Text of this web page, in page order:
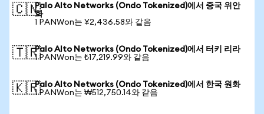
🇨🇳Palo Alto Networks (Ondo Tokenized)에서 중국 위안
화
1 PANWon는 ¥2,436.58와 같음
🇹🇷Palo Alto Networks (Ondo Tokenized)에서 터키 리라
1 PANWon는 ₺17,219.99와 같음
🇰🇷Palo Alto Networks (Ondo Tokenized)에서 한국 원화
1 PANWon는 ₩512,750.14와 같음